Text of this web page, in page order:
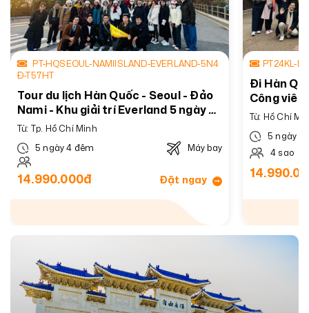
PT-HQSEOUL-NAMIISLAND-EVERLAND-5N4
Đ-T57HT
Tour du lịch Hàn Quốc - Seoul - Đảo
Nami - Khu giải trí Everland 5 ngày 4
đêm
Từ: Tp. Hồ Chí Minh
5 ngày 4 đêm
Máy bay
14.990.000đ Đặt ngay
PT24KL-
Đi Hàn
Công
Trải
Từ: Hồ Chí
5 ngày 4
4 sao